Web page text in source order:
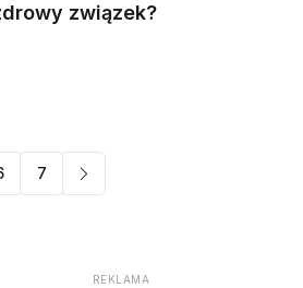
związek?
7
REKLAMA